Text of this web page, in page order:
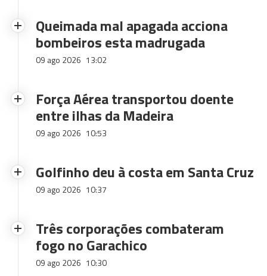
Queimada mal apagada acciona
bombeiros esta madrugada
09 ago 2026 13:02
Força Aérea transportou doente
entre ilhas da Madeira
09 ago 2026 10:53
Golfinho deu à costa em Santa Cruz
09 ago 2026 10:37
Três corporações combateram
fogo no Garachico
09 ago 2026 10:30